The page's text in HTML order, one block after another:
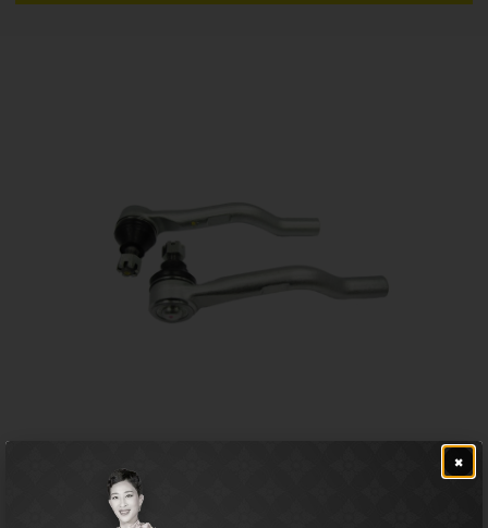
ลูกหมากคันชักขวา-ซ้าย
1,040.00
×